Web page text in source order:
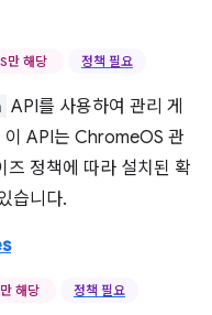
만 해당 정책 필요
API를 사용하여 관리 게
이 API는 ChromeOS 관
즈 정책에 따라 설치된 확
습니다.
해당 정책 필요